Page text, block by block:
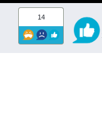
14